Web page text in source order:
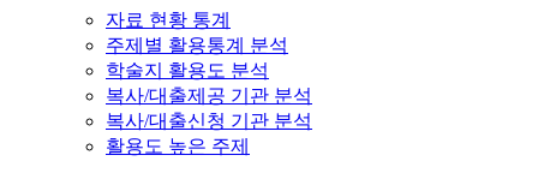
자료 현황 통계
주제별 활용통계 분석
학술지 활용도 분석
복사/대출제공 기관 분석
복사/대출신청 기관 분석
활용도 높은 주제